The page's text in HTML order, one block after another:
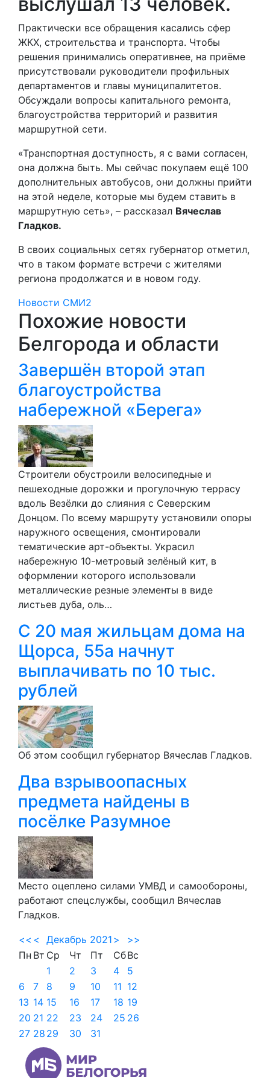
Практически все обращения касались сфер
ЖКХ, строительства и транспорта. Чтобы
решения принимались оперативнее, на приёме
присутствовали руководители профильных
департаментов и главы муниципалитетов.
Обсуждали вопросы капитального ремонта,
благоустройства территорий и развития
маршрутной сети.
«Транспортная доступность, я с вами согласен,
она должна быть. Мы сейчас покупаем ещё 100
дополнительных автобусов, они должны прийти
на этой неделе, которые мы будем ставить в
маршрутную сеть», – рассказал Вячеслав
Гладков.
В своих социальных сетях губернатор отметил,
что в таком формате встречи с жителями
региона продолжатся и в новом году.
Новости СМИ2
Похожие новости
Белгорода и области
Завершён второй этап
благоустройства
набережной «Берега»
Строители обустроили велосипедные и
пешеходные дорожки и прогулочную террасу
вдоль Везёлки до слияния с Северским
Донцом. По всему маршруту установили опоры
наружного освещения, смонтировали
тематические арт-объекты. Украсил
набережную 10-метровый зелёный кит, в
оформлении которого использовали
металлические резные элементы в виде
листьев дуба, оль…
С 20 мая жильцам дома на
Щорса, 55а начнут
выплачивать по 10 тыс.
рублей
Об этом сообщил губернатор Вячеслав Гладков.
Два взрывоопасных
предмета найдены в
посёлке Разумное
Место оцеплено силами УМВД и самообороны,
работают спецслужбы, сообщил Вячеслав
Гладков.
<< < Декабрь 2021 >
>>
Пн Вт Ср Чт Пт СбВс
1
2 3 4
5
6
7 8 9 10 11 12
13 14 15 16 17 18 19
20 21 22 23 24 25 26
27 28 29 30 31